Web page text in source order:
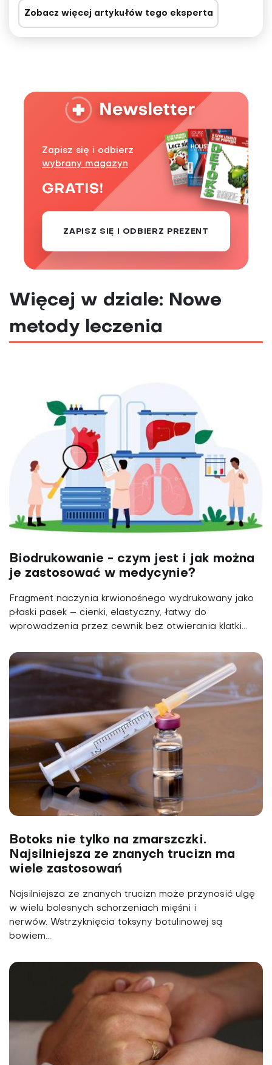
Zobacz więcej artykułów tego eksperta
Zapisz się i odbierz
wybrany magazyn
GRATIS!
ZAPISZ SIĘ I ODBIERZ PREZENT
Więcej w dziale: Nowe
metody leczenia
Biodrukowanie - czym jest i jak można
je zastosować w medycynie?
Fragment naczynia krwionośnego wydrukowany jako
płaski pasek – cienki, elastyczny, łatwy do
wprowadzenia przez cewnik bez otwierania klatki...
Botoks nie tylko na zmarszczki.
Najsilniejsza ze znanych trucizn ma
wiele zastosowań
Najsilniejsza ze znanych trucizn może przynosić ulgę
w wielu bolesnych schorzeniach mięśni i
nerwów. Wstrzyknięcia toksyny botulinowej są
bowiem...